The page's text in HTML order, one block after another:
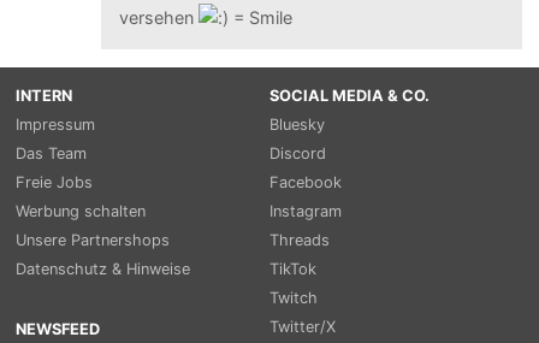
versehen
INTERN
Impressum
Das Team
Freie Jobs
Werbung schalten
Unsere Partnershops
Datenschutz & Hinweise
NEWSFEED
SOCIAL MEDIA & CO.
Bluesky
Discord
Facebook
Instagram
Threads
TikTok
Twitch
Twitter/X